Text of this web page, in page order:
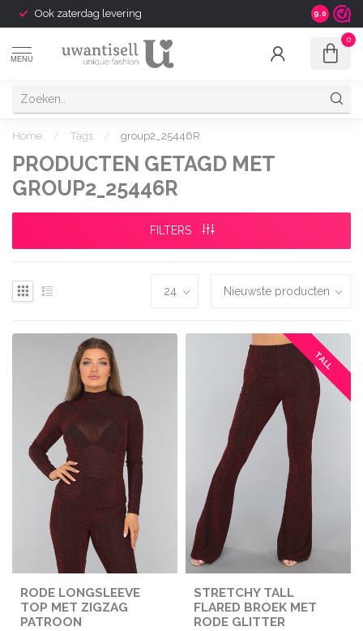
Ook zaterdag levering 9.0
MENU
0
Home / Tags / group2_25446R
PRODUCTEN GETAGD MET
GROUP2_25446R
FILTERS
RODE LONGSLEEVE
TOP MET ZIGZAG
PATROON
TALL
STRETCHY TALL
FLARED BROEK MET
RODE GLITTER